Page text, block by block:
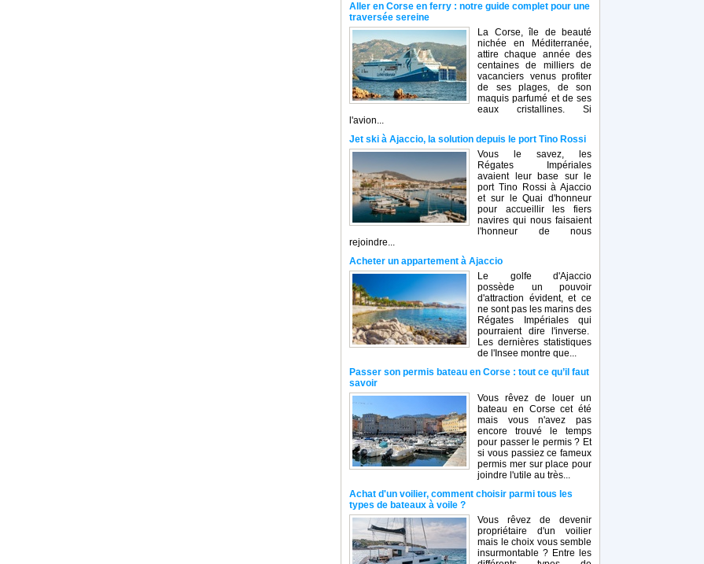
Aller en Corse en ferry : notre guide complet pour une
traversée sereine
La Corse, île de beauté
nichée en Méditerranée,
attire chaque année des
centaines de milliers de
vacanciers venus profiter
de ses plages, de son
maquis parfumé et de ses
eaux cristallines. Si
l'avion...
Jet ski à Ajaccio, la solution depuis le port Tino Rossi
Vous le savez, les
Régates Impériales
avaient leur base sur le
port Tino Rossi à Ajaccio
et sur le Quai d'honneur
pour accueillir les fiers
navires qui nous faisaient
l'honneur de nous
rejoindre...
Acheter un appartement à Ajaccio
Le golfe d'Ajaccio
possède un pouvoir
d'attraction évident, et ce
ne sont pas les marins des
Régates Impériales qui
pourraient dire l'inverse.
Les dernières statistiques
de l'Insee montre que...
Passer son permis bateau en Corse : tout ce qu’il faut
savoir
Vous rêvez de louer un
bateau en Corse cet été
mais vous n'avez pas
encore trouvé le temps
pour passer le permis ? Et
si vous passiez ce fameux
permis mer sur place pour
joindre l'utile au très...
Achat d'un voilier, comment choisir parmi tous les
types de bateaux à voile ?
Vous rêvez de devenir
propriétaire d'un voilier
mais le choix vous semble
insurmontable ? Entre les